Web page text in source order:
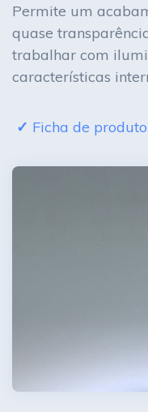
Permite um
quase
trabalhar com
características
Ficha de produto